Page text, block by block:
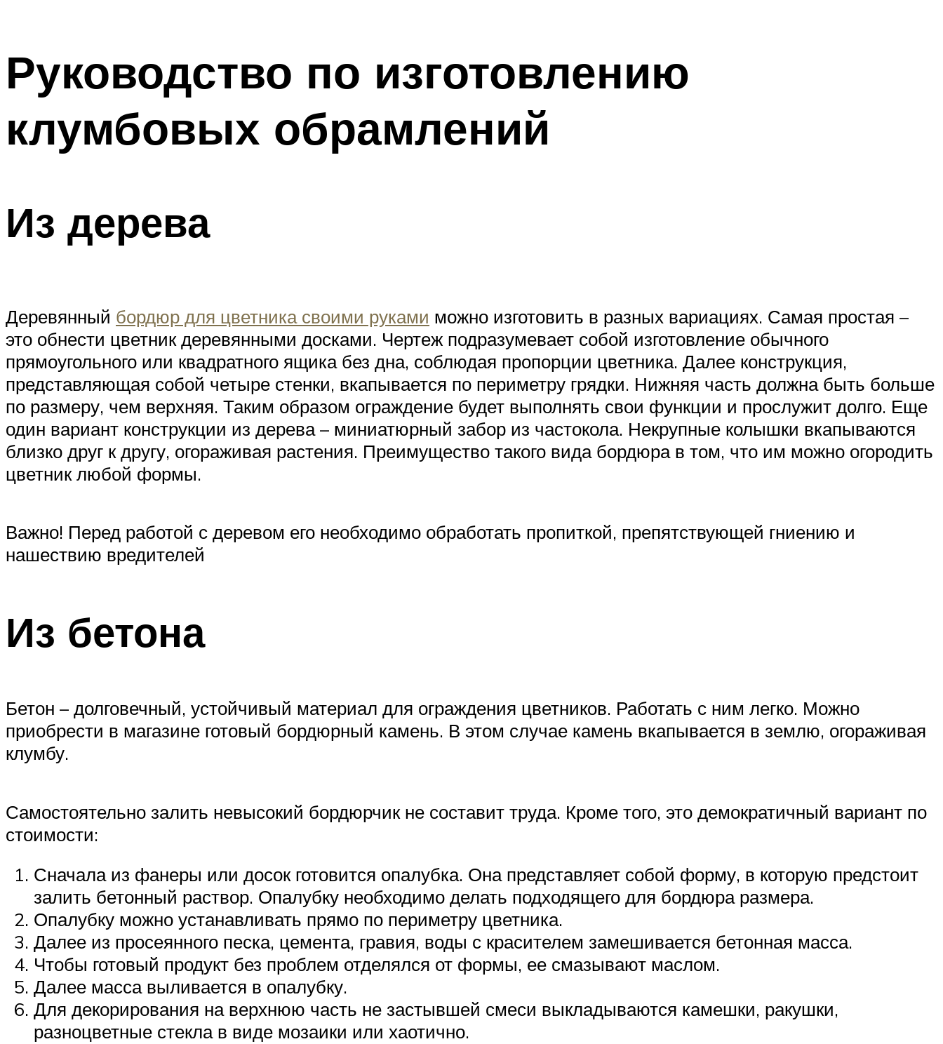
Руководство по изготовлению
клумбовых обрамлений
Из дерева
Деревянный бордюр для цветника своими руками можно изготовить в разных вариациях. Самая простая –
это обнести цветник деревянными досками. Чертеж подразумевает собой изготовление обычного
прямоугольного или квадратного ящика без дна, соблюдая пропорции цветника. Далее конструкция,
представляющая собой четыре стенки, вкапывается по периметру грядки. Нижняя часть должна быть больше
по размеру, чем верхняя. Таким образом ограждение будет выполнять свои функции и прослужит долго. Еще
один вариант конструкции из дерева – миниатюрный забор из частокола. Некрупные колышки вкапываются
близко друг к другу, огораживая растения. Преимущество такого вида бордюра в том, что им можно огородить
цветник любой формы.
Важно! Перед работой с деревом его необходимо обработать пропиткой, препятствующей гниению и
нашествию вредителей
Из бетона
Бетон – долговечный, устойчивый материал для ограждения цветников. Работать с ним легко. Можно
приобрести в магазине готовый бордюрный камень. В этом случае камень вкапывается в землю, огораживая
клумбу.
Самостоятельно залить невысокий бордюрчик не составит труда. Кроме того, это демократичный вариант по
стоимости:
Сначала из фанеры или досок готовится опалубка. Она представляет собой форму, в которую предстоит
залить бетонный раствор. Опалубку необходимо делать подходящего для бордюра размера.
Опалубку можно устанавливать прямо по периметру цветника.
Далее из просеянного песка, цемента, гравия, воды с красителем замешивается бетонная масса.
Чтобы готовый продукт без проблем отделялся от формы, ее смазывают маслом.
Далее масса выливается в опалубку.
Для декорирования на верхнюю часть не застывшей смеси выкладываются камешки, ракушки,
разноцветные стекла в виде мозаики или хаотично.